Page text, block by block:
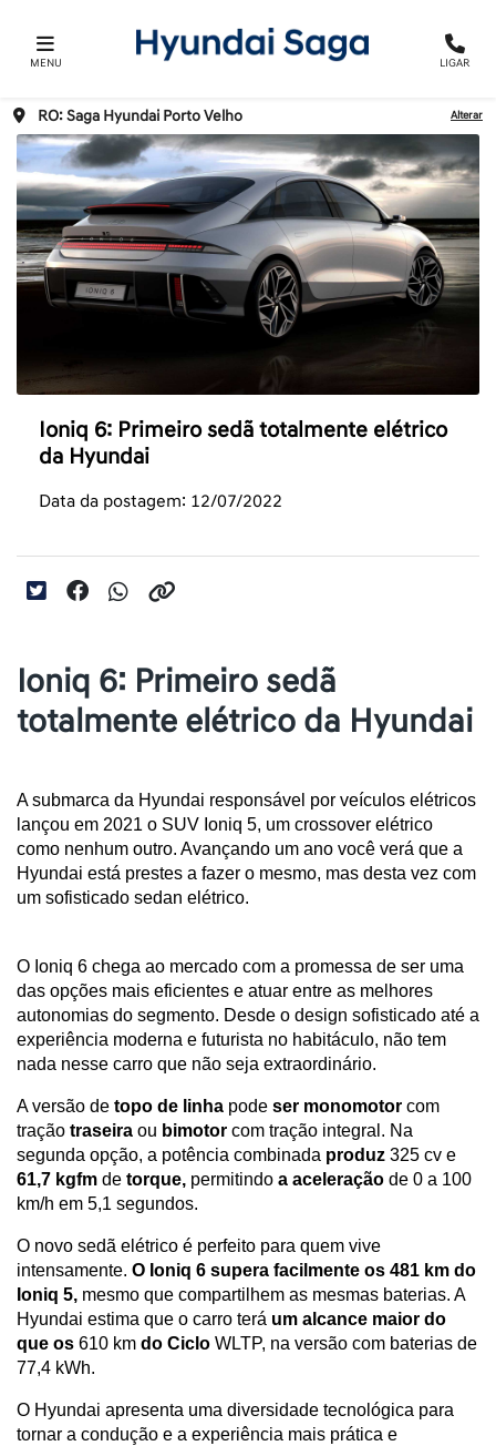
MENU LIGAR
RO: Saga Hyundai Porto Velho Alterar
Ioniq 6: Primeiro sedã totalmente elétrico
da Hyundai
Data da postagem: 12/07/2022
Ioniq 6: Primeiro sedã
totalmente elétrico da Hyundai
A submarca da Hyundai responsável por veículos elétricos
lançou em 2021 o SUV Ioniq 5, um crossover elétrico
como nenhum outro. Avançando um ano você verá que a
Hyundai está prestes a fazer o mesmo, mas desta vez com
um sofisticado sedan elétrico.
O Ioniq 6 chega ao mercado com a promessa de ser uma
das opções mais eficientes e atuar entre as melhores
autonomias do segmento. Desde o design sofisticado até a
experiência moderna e futurista no habitáculo, não tem
nada nesse carro que não seja extraordinário.
A versão de topo de linha pode ser monomotor com
tração traseira ou bimotor com tração integral. Na
segunda opção, a potência combinada produz
61,7 kgfm de torque, permitindo a aceleração de 0 a 100
km/h em 5,1 segundos.
O novo sedã elétrico é perfeito para quem vive
intensamente. O Ioniq 6 supera facilmente os 481 km do
Ioniq 5, mesmo que compartilhem as mesmas baterias. A
Hyundai estima que o carro terá um alcance maior do
que os 610 km do Ciclo WLTP, na versão com baterias de
77,4 kWh.
O Hyundai apresenta uma diversidade tecnológica para
tornar a condução e a experiência mais prática e